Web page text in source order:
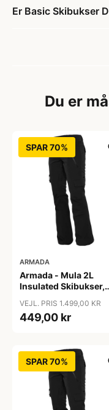
Er Basic Skibukser
Du er
SPAR 70%
ARMADA
Armada - Mula 2L
Insulated Skibukser,
VEJL. PRIS 1.499,00 KR
449,00 kr
SPAR 70%